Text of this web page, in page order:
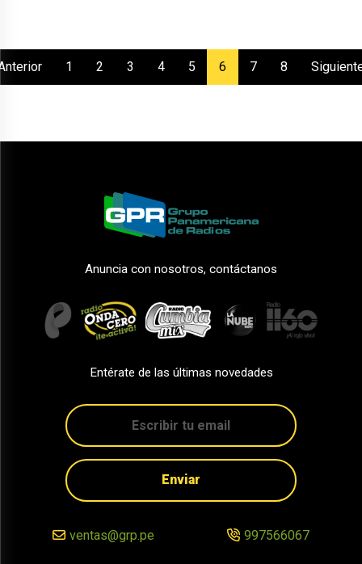
1 2 3 4 5 6 (current)
7 8
Anuncia con nosotros, contáctanos
Entérate de las últimas novedades
Enviar
ventas@grp.pe 997566067